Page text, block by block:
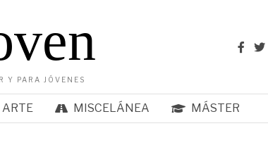
Y PARA JÓVENES
ARTE MISCELÁNEA MÁSTER